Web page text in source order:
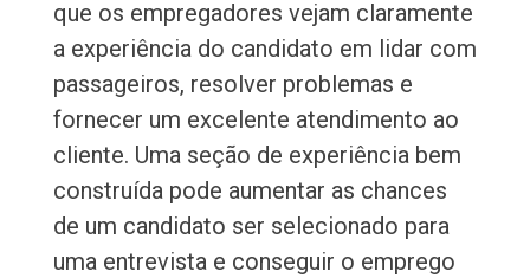
que os empregadores vejam claramente
a experiência do candidato em lidar com
passageiros, resolver problemas e
fornecer um excelente atendimento ao
cliente. Uma seção de experiência bem
construída pode aumentar as chances
de um candidato ser selecionado para
uma entrevista e conseguir o emprego